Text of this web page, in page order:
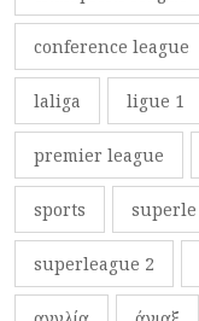
conference league
laliga ligue 1
premier league
sports superle
superleague 2